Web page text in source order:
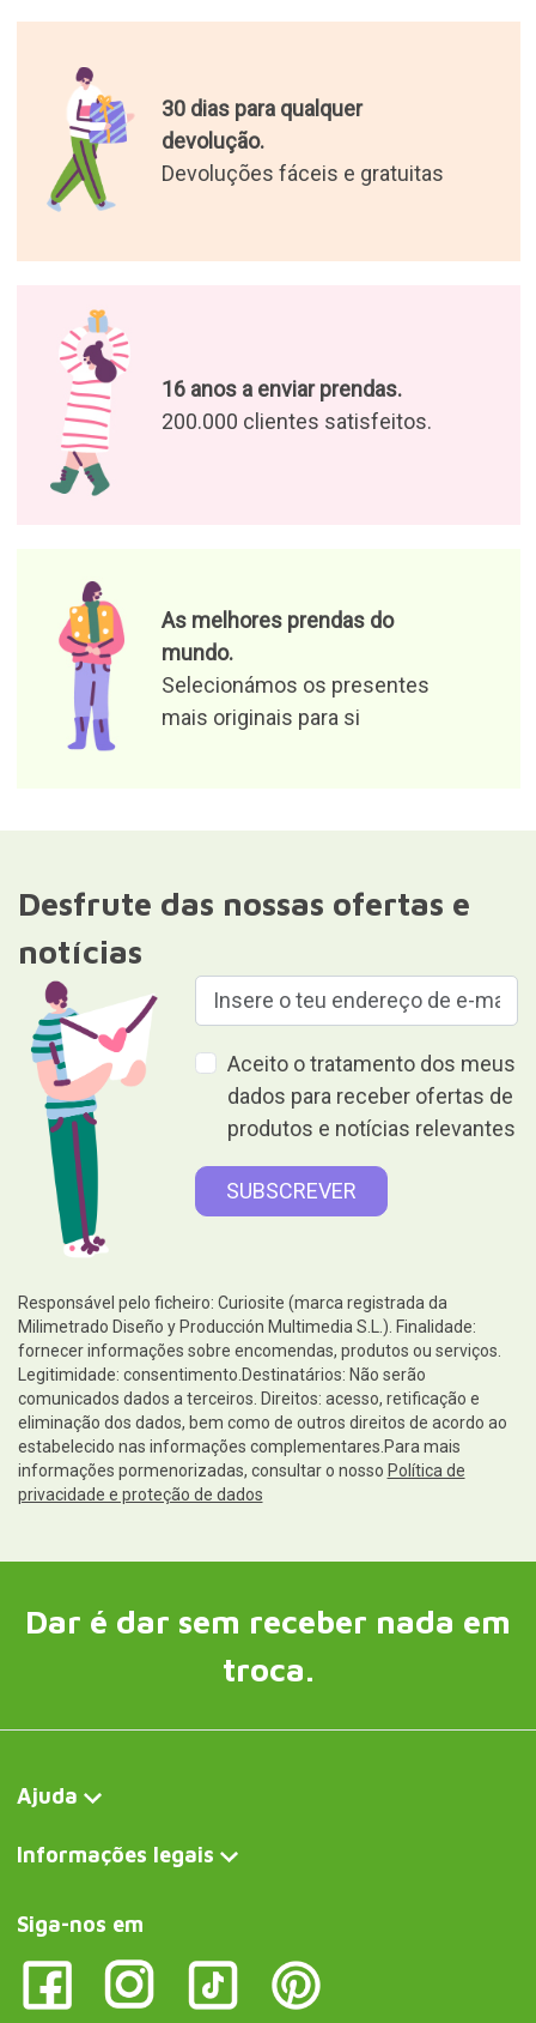
30 dias para qualquer
devolução.
Devoluções fáceis e gratuitas
16 anos a enviar prendas.
200.000 clientes satisfeitos.
As melhores prendas do
mundo.
Selecionámos os presentes
mais originais para si
Desfrute das nossas ofertas e
notícias
Aceito o tratamento dos meus
dados para receber ofertas de
produtos e notícias relevantes
Responsável pelo ficheiro: Curiosite (marca registrada da
Milimetrado Diseño y Producción Multimedia S.L.). Finalidade:
fornecer informações sobre encomendas, produtos ou serviços.
Legitimidade: consentimento.Destinatários: Não serão
comunicados dados a terceiros. Direitos: acesso, retificação e
eliminação dos dados, bem como de outros direitos de acordo ao
estabelecido nas informações complementares.Para mais
informações pormenorizadas, consultar o nosso Política de
privacidade e proteção de dados
Dar é dar sem receber nada em
troca.
Ajuda
Informações legais
Siga-nos em